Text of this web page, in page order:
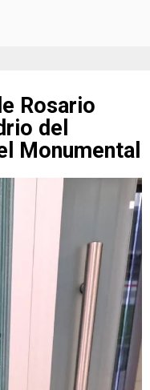
Rosario
del
Monumental